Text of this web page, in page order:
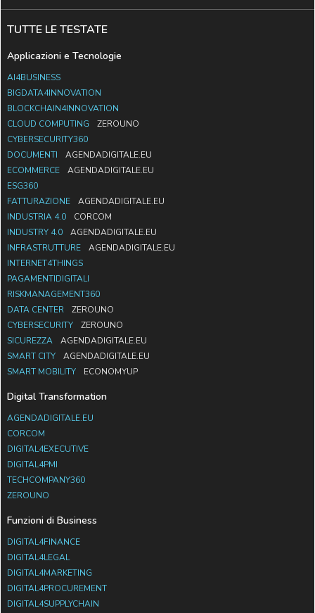
TUTTE LE TESTATE
Applicazioni e Tecnologie
AI4BUSINESS
BIGDATA4INNOVATION
BLOCKCHAIN4INNOVATION
CLOUD COMPUTING
ZEROUNO
CYBERSECURITY360
DOCUMENTI
AGENDADIGITALE.EU
ECOMMERCE
AGENDADIGITALE.EU
ESG360
FATTURAZIONE
AGENDADIGITALE.EU
INDUSTRIA 4.0
CORCOM
INDUSTRY 4.0
AGENDADIGITALE.EU
INFRASTRUTTURE
AGENDADIGITALE.EU
INTERNET4THINGS
PAGAMENTIDIGITALI
RISKMANAGEMENT360
DATA CENTER
ZEROUNO
CYBERSECURITY
ZEROUNO
SICUREZZA
AGENDADIGITALE.EU
SMART CITY
AGENDADIGITALE.EU
SMART MOBILITY
ECONOMYUP
Digital Transformation
AGENDADIGITALE.EU
CORCOM
DIGITAL4EXECUTIVE
DIGITAL4PMI
TECHCOMPANY360
ZEROUNO
Funzioni di Business
DIGITAL4FINANCE
DIGITAL4LEGAL
DIGITAL4MARKETING
DIGITAL4PROCUREMENT
DIGITAL4SUPPLYCHAIN